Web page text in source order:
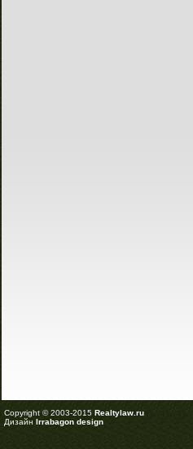
Copyright © 2003-2015 Realtylaw.ru
Дизайн Irrabagon design